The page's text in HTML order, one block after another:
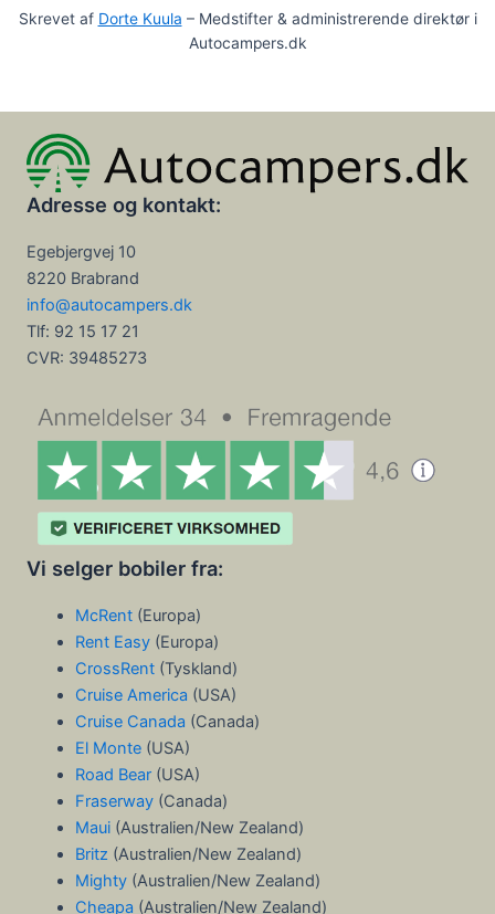
Skrevet af Dorte Kuula – Medstifter & administrerende direktør i
Autocampers.dk
Adresse og kontakt:
Egebjergvej 10
8220 Brabrand
info@autocampers.dk
Tlf: 92 15 17 21
CVR: 39485273
Vi selger bobiler fra:
McRent(Europa)
Rent Easy(Europa)
CrossRent(Tyskland)
Cruise America (USA)
Cruise Canada (Canada)
El Monte(USA)
Road Bear(USA)
Fraserway (Canada)
Maui (Australien/New Zealand)
Britz (Australien/New Zealand)
Mighty (Australien/New Zealand)
Cheapa (Australien/New Zealand)